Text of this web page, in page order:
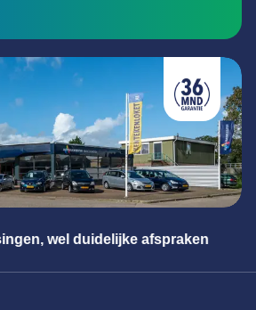
Meester in alle merken